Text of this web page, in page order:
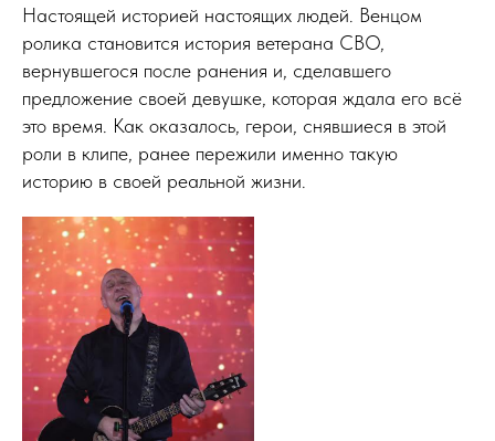
Настоящей историей настоящих людей. Венцом
ролика становится история ветерана СВО,
вернувшегося после ранения и, сделавшего
предложение своей девушке, которая ждала его всё
это время. Как оказалось, герои, снявшиеся в этой
роли в клипе, ранее пережили именно такую
историю в своей реальной жизни.